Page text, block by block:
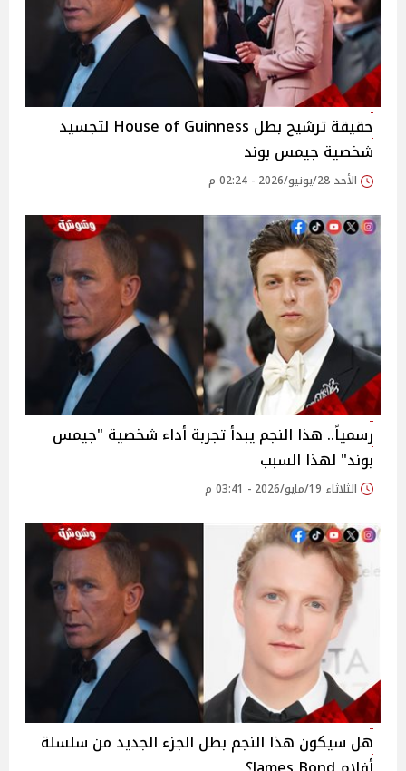
حقيقة ترشيح بطل House of Guinness لتجسيد
شخصية جيمس بوند
الأحد 28/يونيو/2026 - 02:24 م
رسمياً.. هذا النجم يبدأ تجربة أداء شخصية "جيمس
بوند" لهذا السبب
الثلاثاء 19/مايو/2026 - 03:41 م
هل سيكون هذا النجم بطل الجزء الجديد من سلسلة